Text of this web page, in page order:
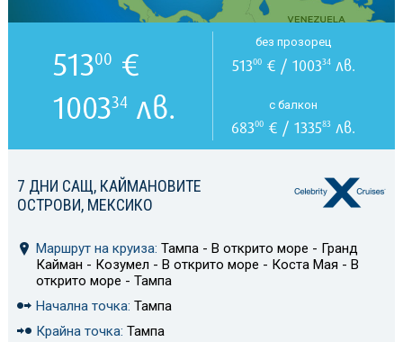
7 ДНИ САЩ, КАЙМАНОВИТЕ
ОСТРОВИ, МЕКСИКО
Маршрут на круиза: Тампа - В открито море - Гранд
Кайман - Козумел - В открито море - Коста Мая - В
открито море - Тампа
Начална точка: Тампа
Крайна точка: Тампа
51300 €
100334 лв.
без прозорец
51300€ / 100334лв.
с балкон
68300 € / 133583 лв.